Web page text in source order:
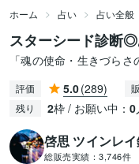
ホーム 占い 占い全般
スターシード診断
「魂の使命・生きづら
評価 5.0(289)
残り 2枠 / お願い中： 0
啓思 ツインレ
総販売実績： 3,746件